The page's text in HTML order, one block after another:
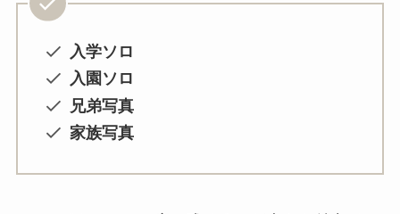
入学ソロ
入園ソロ
兄弟写真
家族写真